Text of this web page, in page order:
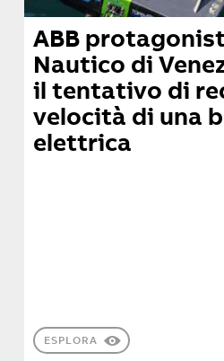
ABB
Nautico di
il tentativo di
velocità di una
elettrica
ESPLORA